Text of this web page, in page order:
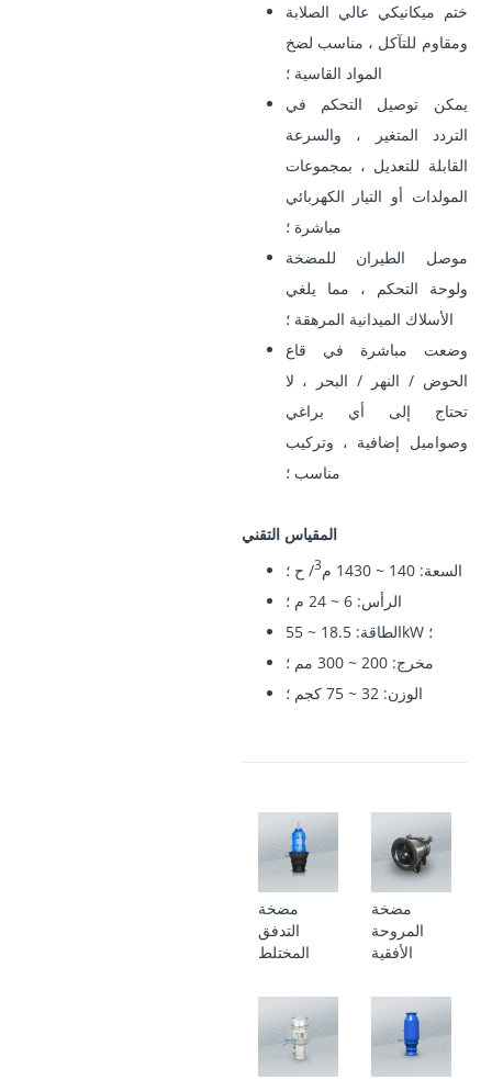
ختم ميكانيكي عالي الصلابة
ومقاوم للتآكل ، مناسب لضخ
المواد القاسية ؛
يمكن توصيل التحكم في
التردد المتغير ، والسرعة
القابلة للتعديل ، بمجموعات
المولدات أو التيار الكهربائي
مباشرة ؛
موصل الطيران للمضخة
ولوحة التحكم ، مما يلغي
الأسلاك الميدانية المرهقة ؛
وضعت مباشرة في قاع
الحوض / النهر / البحر ، لا
تحتاج إلى أي براغي
وصواميل إضافية ، وتركيب
مناسب ؛
المقياس التقني
السعة: 140 ~ 1430 م
3/ ح ؛
الرأس: 6 ~ 24 م ؛
الطاقة: 18.5 ~ 55kW ؛
مخرج: 200 ~ 300 مم ؛
الوزن: 32 ~ 75 كجم ؛
مضخة
التدفق
المختلط
مضخة
المروحة
الأفقية